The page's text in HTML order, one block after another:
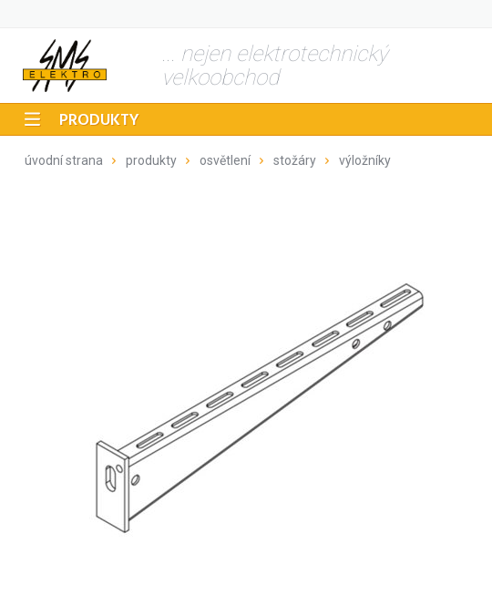
... nejen elektrotechnický
velkoobchod
PRODUKTY
úvodní strana produkty osvětlení stožáry výložníky